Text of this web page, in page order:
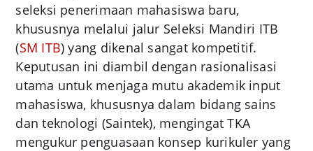
seleksi penerimaan mahasiswa baru,
khususnya melalui jalur Seleksi Mandiri ITB
(SM ITB) yang dikenal sangat kompetitif.
Keputusan ini diambil dengan rasionalisasi
utama untuk menjaga mutu akademik input
mahasiswa, khususnya dalam bidang sains
dan teknologi (Saintek), mengingat TKA
mengukur penguasaan konsep kurikuler yang